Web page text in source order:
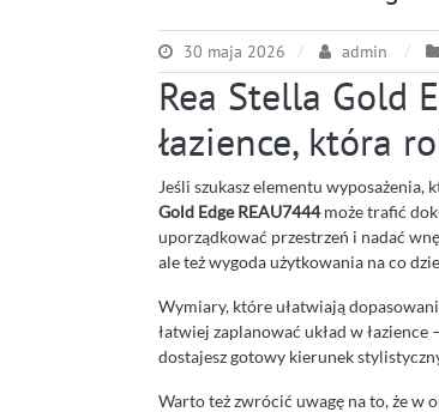
30 maja 2026 admin
Rea Stella Gold
łazience, która
Jeśli szukasz elementu
Gold Edge REAU7444może trafić
uporządkować przestrzeń i nadać
ale też wygoda użytkowania na co
Wymiary, które ułatwiają
łatwiej zaplanować układ w
dostajesz gotowy kierunek
Warto też zwrócić uwagę na to, że w